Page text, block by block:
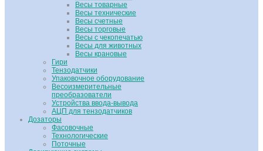
Весы товарные
Весы технические
Весы счетные
Весы торговые
Весы с чекопечатью
Весы для животных
Весы крановые
Гири
Тензодатчики
Упаковочное оборудование
Весоизмерительные
преобразователи
Устройства ввода-вывода
АЦП для тензодатчиков
Дозаторы
Фасовочные
Технологические
Поточные